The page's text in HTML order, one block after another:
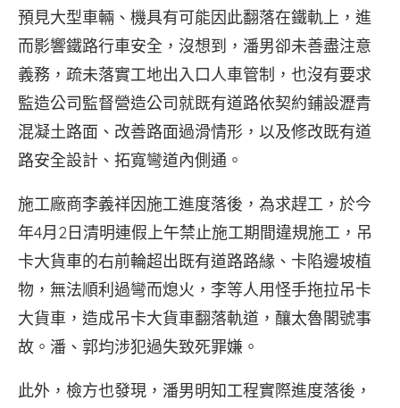
預見大型車輛、機具有可能因此翻落在鐵軌上，進
而影響鐵路行車安全，沒想到，潘男卻未善盡注意
義務，疏未落實工地出入口人車管制，也沒有要求
監造公司監督營造公司就既有道路依契約鋪設瀝青
混凝土路面、改善路面過滑情形，以及修改既有道
路安全設計、拓寬彎道內側通。
施工廠商李義祥因施工進度落後，為求趕工，於今
年4月2日清明連假上午禁止施工期間違規施工，吊
卡大貨車的右前輪超出既有道路路緣、卡陷邊坡植
物，無法順利過彎而熄火，李等人用怪手拖拉吊卡
大貨車，造成吊卡大貨車翻落軌道，釀太魯閣號事
故。潘、郭均涉犯過失致死罪嫌。
此外，檢方也發現，潘男明知工程實際進度落後，